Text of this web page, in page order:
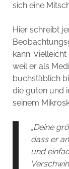
sich eine
Hier schreibt
kann.
weil er als
buchstäblich
die guten und
seinem
„Deine
dass er
und